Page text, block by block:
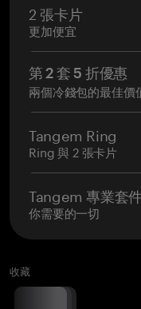
2 張卡片
更加便宜
第 2 套 5 折優惠
兩個冷錢包的最佳價
Tangem Ring
Ring 與 2 張卡片
Tangem 專業套
你需要的一切
收藏